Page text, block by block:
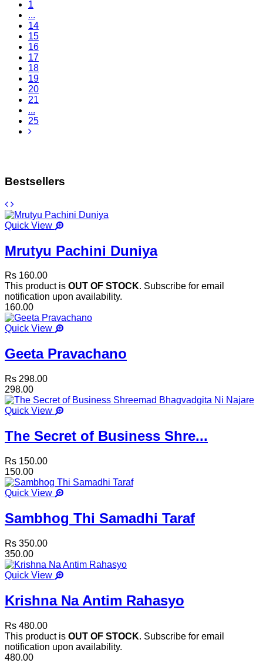
1
...
14
15
16
17
18
19
20
21
...
25
Bestsellers
Quick View
Mrutyu Pachini Duniya
Rs 160.00
This product is OUT OF STOCK. Subscribe for email
notification upon availability.
160.00
Quick View
Geeta Pravachano
Rs 298.00
298.00
Quick View
The Secret of Business Shre...
Rs 150.00
150.00
Quick View
Sambhog Thi Samadhi Taraf
Rs 350.00
350.00
Quick View
Krishna Na Antim Rahasyo
Rs 480.00
This product is OUT OF STOCK. Subscribe for email
notification upon availability.
480.00